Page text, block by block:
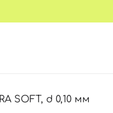
SOFT, d 0,10 мм